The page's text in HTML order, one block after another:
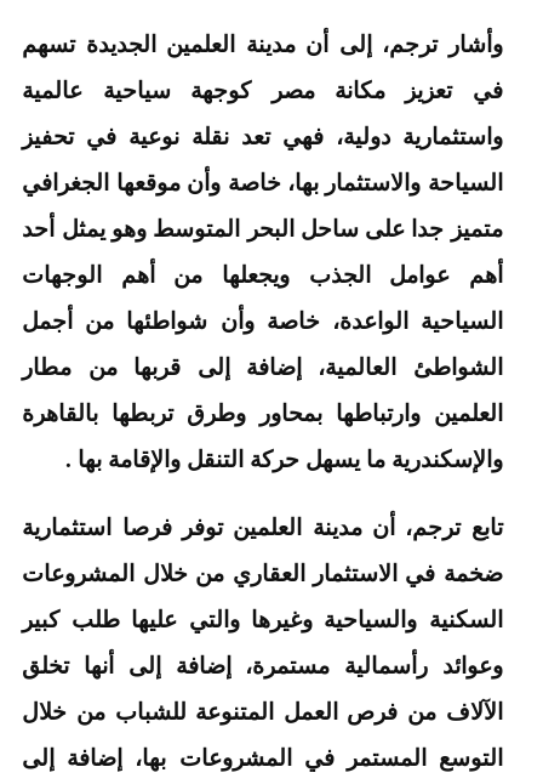
وأشار ترجم، إلى أن مدينة العلمين الجديدة تسهم
في تعزيز مكانة مصر كوجهة سياحية عالمية
واستثمارية دولية، فهي تعد نقلة نوعية في تحفيز
السياحة والاستثمار بها، خاصة وأن موقعها الجغرافي
متميز جدا على ساحل البحر المتوسط وهو يمثل أحد
أهم عوامل الجذب ويجعلها من أهم الوجهات
السياحية الواعدة، خاصة وأن شواطئها من أجمل
الشواطئ العالمية، إضافة إلى قربها من مطار
العلمين وارتباطها بمحاور وطرق تربطها بالقاهرة
والإسكندرية ما يسهل حركة التنقل والإقامة بها .
تابع ترجم، أن مدينة العلمين توفر فرصا استثمارية
ضخمة في الاستثمار العقاري من خلال المشروعات
السكنية والسياحية وغيرها والتي عليها طلب كبير
وعوائد رأسمالية مستمرة، إضافة إلى أنها تخلق
الآلاف من فرص العمل المتنوعة للشباب من خلال
التوسع المستمر في المشروعات بها، إضافة إلى